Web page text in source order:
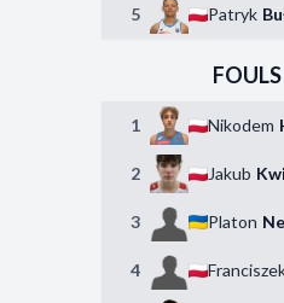
5 Patryk
1 Nikodem
2 Jakub
3 Platon
4